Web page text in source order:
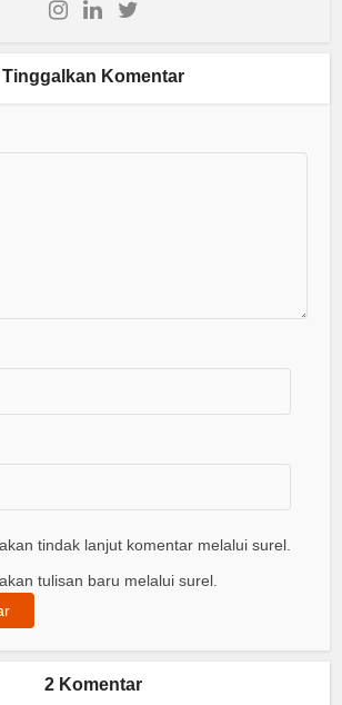
Tinggalkan Komentar
tindak lanjut komentar melalui surel.
tulisan baru melalui surel.
2 Komentar